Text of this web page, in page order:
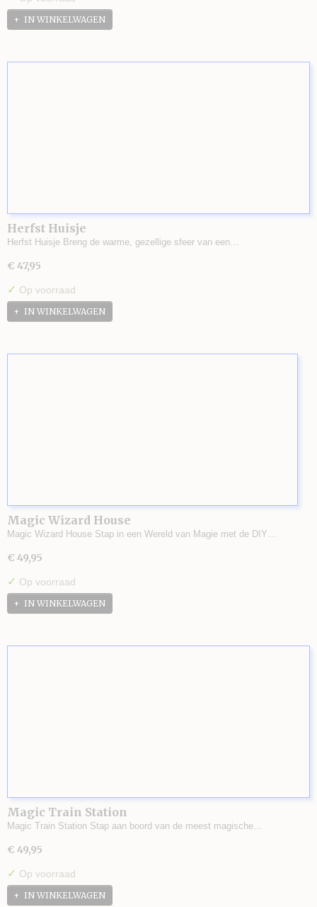
IN WINKELWAGEN
Herfst Huisje
Herfst Huisje Breng de warme, gezellige sfeer van een…
€ 47,95
✓ Op voorraad
IN WINKELWAGEN
Magic Wizard House
Magic Wizard House Stap in een Wereld van Magie met de DIY…
€ 49,95
✓ Op voorraad
IN WINKELWAGEN
Magic Train Station
Magic Train Station Stap aan boord van de meest magische…
€ 49,95
✓ Op voorraad
IN WINKELWAGEN